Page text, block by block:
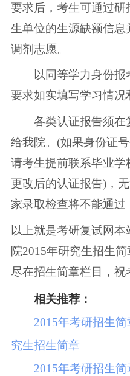
要求后，考生可通过
生单位的生源缺额信
调剂志愿。
以同等学力身份报
要求如实填写学习情况
各类认证报告须在
给我院。(如果身份证
请考生提前联系毕业
更改后的认证报告)，
家录取检查将不能通过
以上就是考研复试网
院2015年研究生招生
尽在招生简章栏目，祝
相关推荐：
2015年考研招生
究生招生简章
2015年考研招生